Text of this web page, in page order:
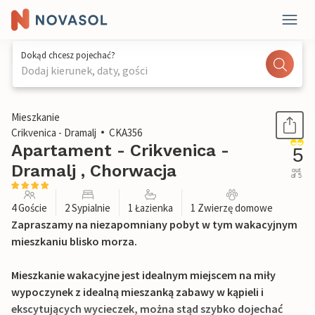
Dokąd chcesz pojechać?
Dodaj kierunek, daty, gości
1 / 27
Mieszkanie
Crikvenica - Dramalj
CKA356
Apartament - Crikvenica -
Dramalj , Chorwacja
5
out
of 5
4 Goście 2 Sypialnie 1 Łazienka 1 Zwierzę domowe
Zapraszamy na niezapomniany pobyt w tym wakacyjnym
mieszkaniu blisko morza.
Mieszkanie wakacyjne jest idealnym miejscem na miły
wypoczynek z idealną mieszanką zabawy w kąpieli i
ekscytujących wycieczek, można stąd szybko dojechać